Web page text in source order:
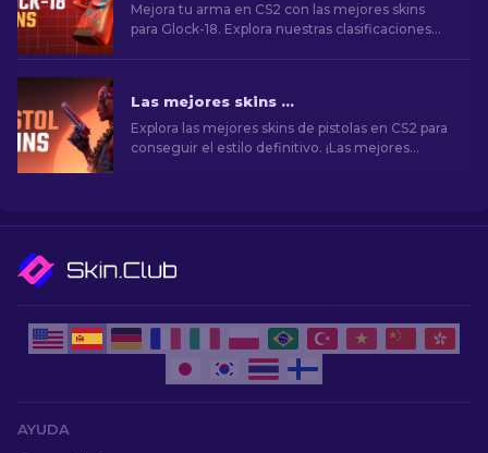
Mejora tu arma en CS2 con las mejores skins
para Glock-18. Explora nuestras clasificaciones
Las mejores skins de pistolas en CS2 [2026]
Explora las mejores skins de pistolas en CS2 para
conseguir el estilo definitivo. ¡Las mejores
AYUDA